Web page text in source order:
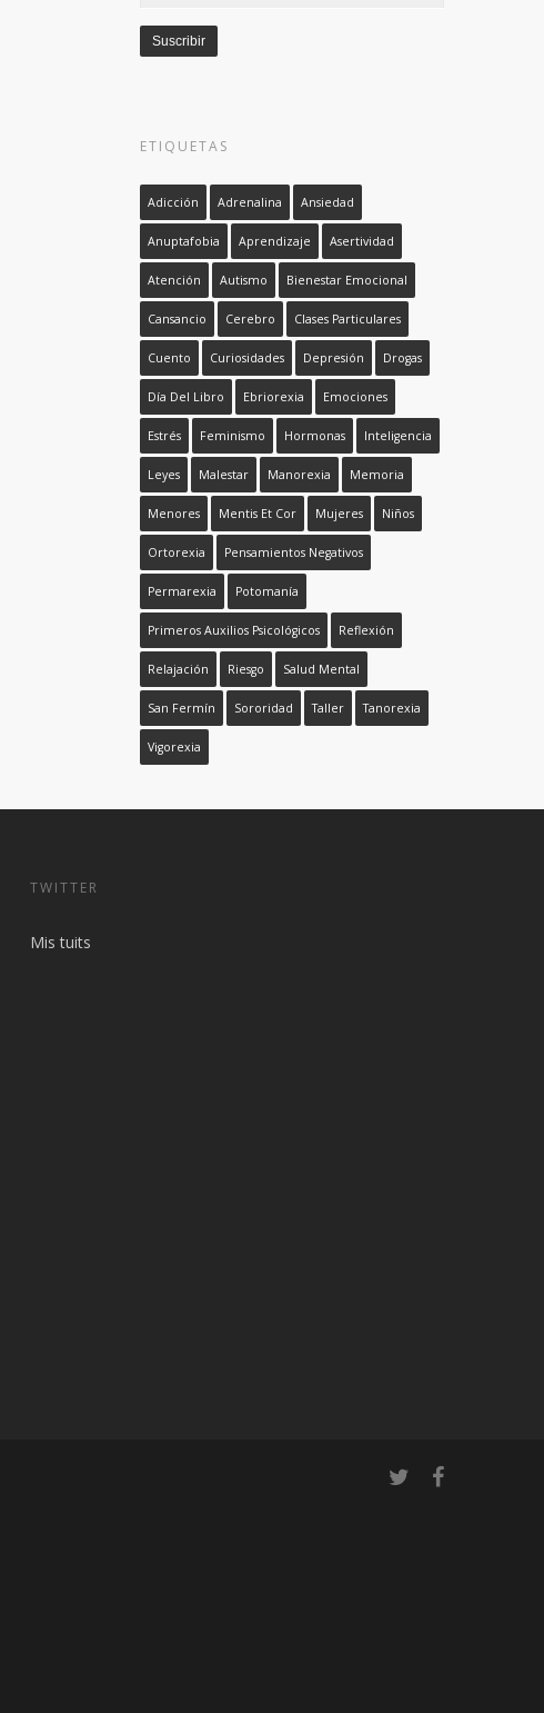
email
Suscribir
ETIQUETAS
Adicción Adrenalina Ansiedad
Anuptafobia Aprendizaje Asertividad
Atención Autismo Bienestar Emocional
Cansancio Cerebro Clases Particulares
Cuento Curiosidades Depresión Drogas
Día Del Libro Ebriorexia Emociones
Estrés Feminismo Hormonas Inteligencia
Leyes Malestar Manorexia Memoria
Menores Mentis Et Cor Mujeres Niños
Ortorexia Pensamientos Negativos
Permarexia Potomanía
Primeros Auxilios Psicológicos Reflexión
Relajación Riesgo Salud Mental
San Fermín Sororidad Taller Tanorexia
Vigorexia
TWITTER
Mis tuits